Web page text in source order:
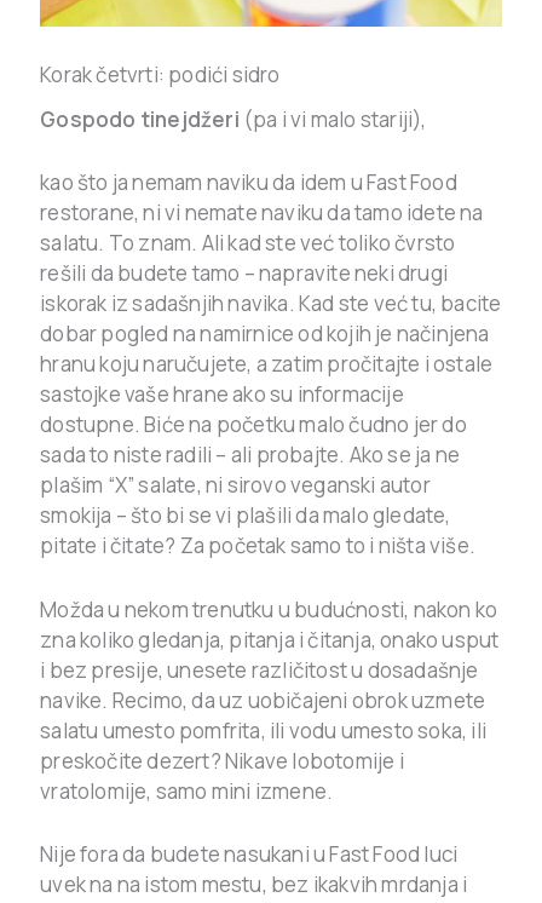
Korak četvrti: podići sidro
Gospodo tinejdžeri (pa i vi malo stariji),
kao što ja nemam naviku da idem u Fast Food
restorane, ni vi nemate naviku da tamo idete na
salatu. To znam. Ali kad ste već toliko čvrsto
rešili da budete tamo – napravite neki drugi
iskorak iz sadašnjih navika. Kad ste već tu, bacite
dobar pogled na namirnice od kojih je načinjena
hranu koju naručujete, a zatim pročitajte i ostale
sastojke vaše hrane ako su informacije
dostupne. Biće na početku malo čudno jer do
sada to niste radili – ali probajte. Ako se ja ne
plašim “X” salate, ni sirovo veganski autor
smokija – što bi se vi plašili da malo gledate,
pitate i čitate? Za početak samo to i ništa više.
Možda u nekom trenutku u budućnosti, nakon ko
zna koliko gledanja, pitanja i čitanja, onako usput
i bez presije, unesete različitost u dosadašnje
navike. Recimo, da uz uobičajeni obrok uzmete
salatu umesto pomfrita, ili vodu umesto soka, ili
preskočite dezert? Nikave lobotomije i
vratolomije, samo mini izmene.
Nije fora da budete nasukani u Fast Food luci
uvek na na istom mestu, bez ikakvih mrdanja i